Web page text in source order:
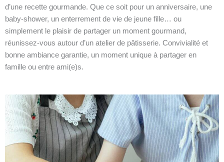
d’une recette gourmande. Que ce soit pour un anniversaire, une
baby-shower, un enterrement de vie de jeune fille… ou
simplement le plaisir de partager un moment gourmand,
réunissez-vous autour d’un atelier de pâtisserie. Convivialité et
bonne ambiance garantie, un moment unique à partager en
famille ou entre ami(e)s.